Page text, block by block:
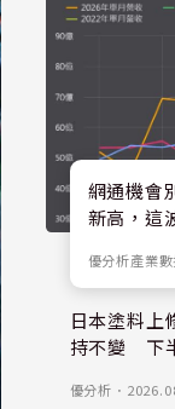
網通機會
新高，這
優分析產業
日本塗料上
持不變 下
優分析 ．